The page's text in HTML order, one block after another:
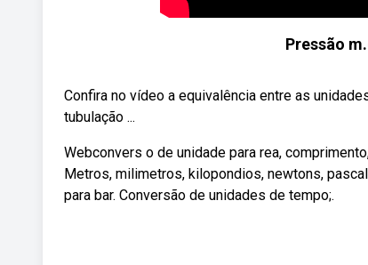
Pressão
Confira no vídeo a equivalência entre as
tubulação ...
Webconvers o de unidade para rea,
Metros, milimetros, kilopondios, newtons,
para bar. Conversão de unidades de tempo;.